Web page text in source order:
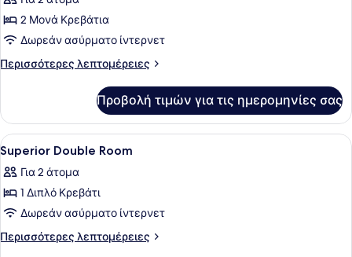
Δίκλινο
Δωμάτιο
(Twin)
2 Μονά Κρεβάτια
Δωρεάν ασύρματο ίντερνετ
Περισσότερες λεπτομέρειες
Περισσότερες
Δίκλινο
Δωμάτιο
(Twin)
Προβολή τιμών για τις ημερομηνίες σας
Προβολή
όλων
των
φωτογραφιών
για
Superior
Ένα σύγχρονο υπνοδωμάτιο με
7
Superior Double Room
Για 2 άτομα
1 Διπλό Κρεβάτι
Δωρεάν ασύρματο ίντερνετ
Περισσότερες λεπτομέρειες
Περισσότερες